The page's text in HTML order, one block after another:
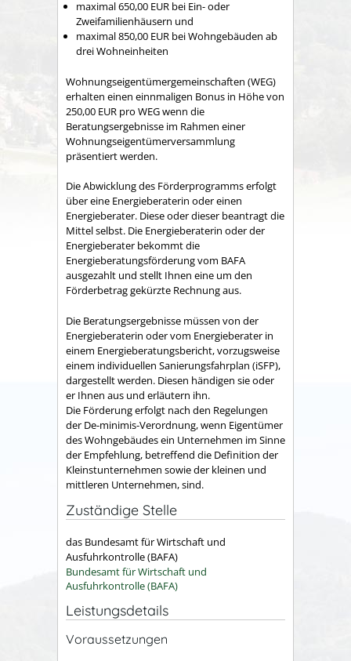
maximal 650,00 EUR bei Ein- oder
Zweifamilienhäusern und
maximal 850,00 EUR bei Wohngebäuden ab
drei Wohneinheiten
Wohnungseigentümergemeinschaften (WEG)
erhalten einen einnmaligen Bonus in Höhe von
250,00 EUR pro WEG wenn die
Beratungsergebnisse im Rahmen einer
Wohnungseigentümerversammlung
präsentiert werden.
Die Abwicklung des Förderprogramms erfolgt
über eine Energieberaterin oder einen
Energieberater. Diese oder dieser beantragt die
Mittel selbst. Die Energieberaterin oder der
Energieberater bekommt die
Energieberatungsförderung vom BAFA
ausgezahlt und stellt Ihnen eine um den
Förderbetrag gekürzte Rechnung aus.
Die Beratungsergebnisse müssen von der
Energieberaterin oder vom Energieberater in
einem Energieberatungsbericht, vorzugsweise
einem individuellen Sanierungsfahrplan (iSFP),
dargestellt werden. Diesen händigen sie oder
er Ihnen aus und erläutern ihn.
Die Förderung erfolgt nach den Regelungen
der De-minimis-Verordnung, wenn Eigentümer
des Wohngebäudes ein Unternehmen im Sinne
der Empfehlung, betreffend die Definition der
Kleinstunternehmen sowie der kleinen und
mittleren Unternehmen, sind.
Zuständige Stelle
das Bundesamt für Wirtschaft und
Ausfuhrkontrolle (BAFA)
Bundesamt für Wirtschaft und
Ausfuhrkontrolle (BAFA)
Leistungsdetails
Voraussetzungen